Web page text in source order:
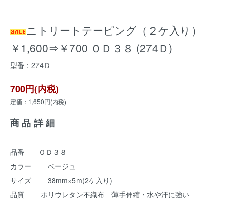
ニトリートテーピング（２ケ入り）
￥1,600⇒￥700 ＯＤ３８ (274Ｄ)
型番：274Ｄ
700円(内税)
定価：1,650円(内税)
商品詳細
品番 ＯＤ３８
カラー ベージュ
サイズ 38mm×5m(2ケ入り)
品質 ポリウレタン不織布 薄手伸縮・水や汗に強い